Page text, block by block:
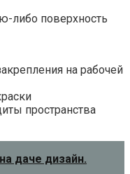
либо поверхность
на рабочей
пространства
даче дизайн.